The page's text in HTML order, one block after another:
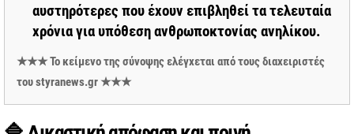
αυστηρότερες που έχουν επιβληθεί τα τελευταία
χρόνια για υπόθεση ανθρωποκτονίας ανηλίκου.
★★★ Το κείμενο της σύνοψης ελέγχεται από τους διαχειριστές
του styranews.gr ★★★